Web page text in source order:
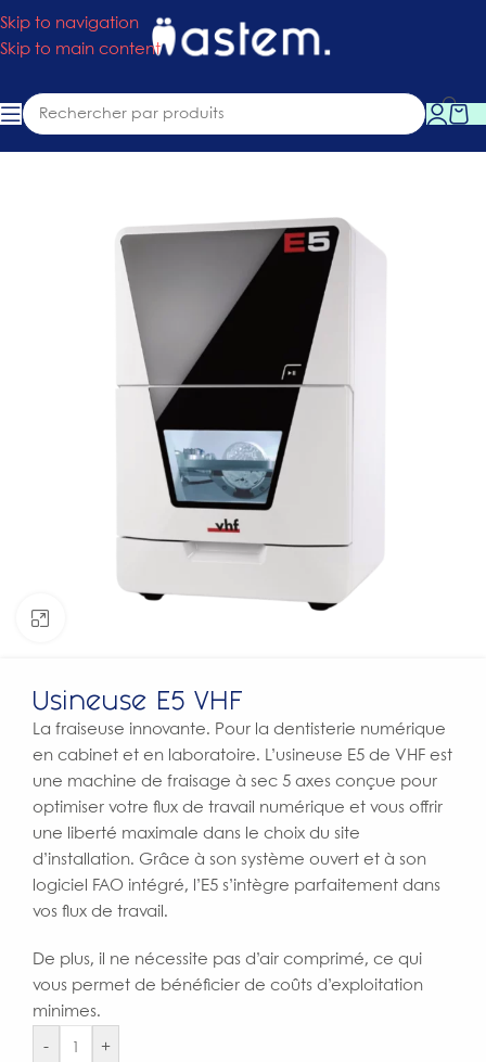
Skip to navigation
Skip to main content
Usineuse E5 VHF
La fraiseuse innovante. Pour la dentisterie numérique
en cabinet et en laboratoire. L’usineuse E5 de VHF est
une machine de fraisage à sec 5 axes conçue pour
optimiser votre flux de travail numérique et vous offrir
une liberté maximale dans le choix du site
d’installation. Grâce à son système ouvert et à son
logiciel FAO intégré, l’E5 s’intègre parfaitement dans
vos flux de travail.
De plus, il ne nécessite pas d’air comprimé, ce qui
vous permet de bénéficier de coûts d’exploitation
minimes.
- +